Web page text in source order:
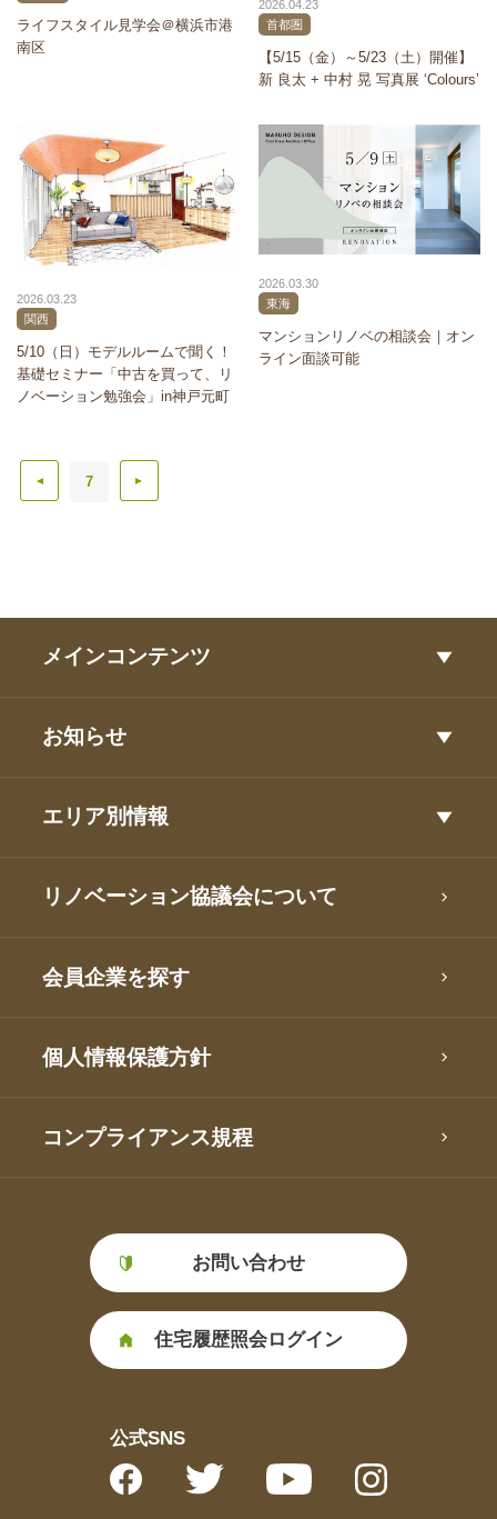
ライフスタイル見学会＠横浜市港
南区
2026.04.23
首都圏
【5/15（金）～5/23（土）開催】
新 良太 + 中村 晃 写真展 ‘Colours’
2026.03.23
関西
5/10（日）モデルルームで聞く！
基礎セミナー「中古を買って、リ
ノベーション勉強会」in神戸元町
2026.03.30
東海
マンションリノベの相談会｜オン
ライン面談可能
▲ 7 ▲
メインコンテンツ
お知らせ
エリア別情報
リノベーション協議会について
会員企業を探す
個人情報保護方針
コンプライアンス規程
お問い合わせ
住宅履歴照会ログイン
公式SNS